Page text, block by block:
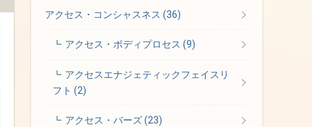
アクセス・コンシャスネス (36)
アクセス・ボディプロセス(9)
アクセスエナジェティックフェイスリ
フト(2)
アクセス・バーズ(23)